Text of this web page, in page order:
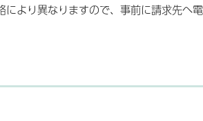
により異なりますので、事前に請求先へ